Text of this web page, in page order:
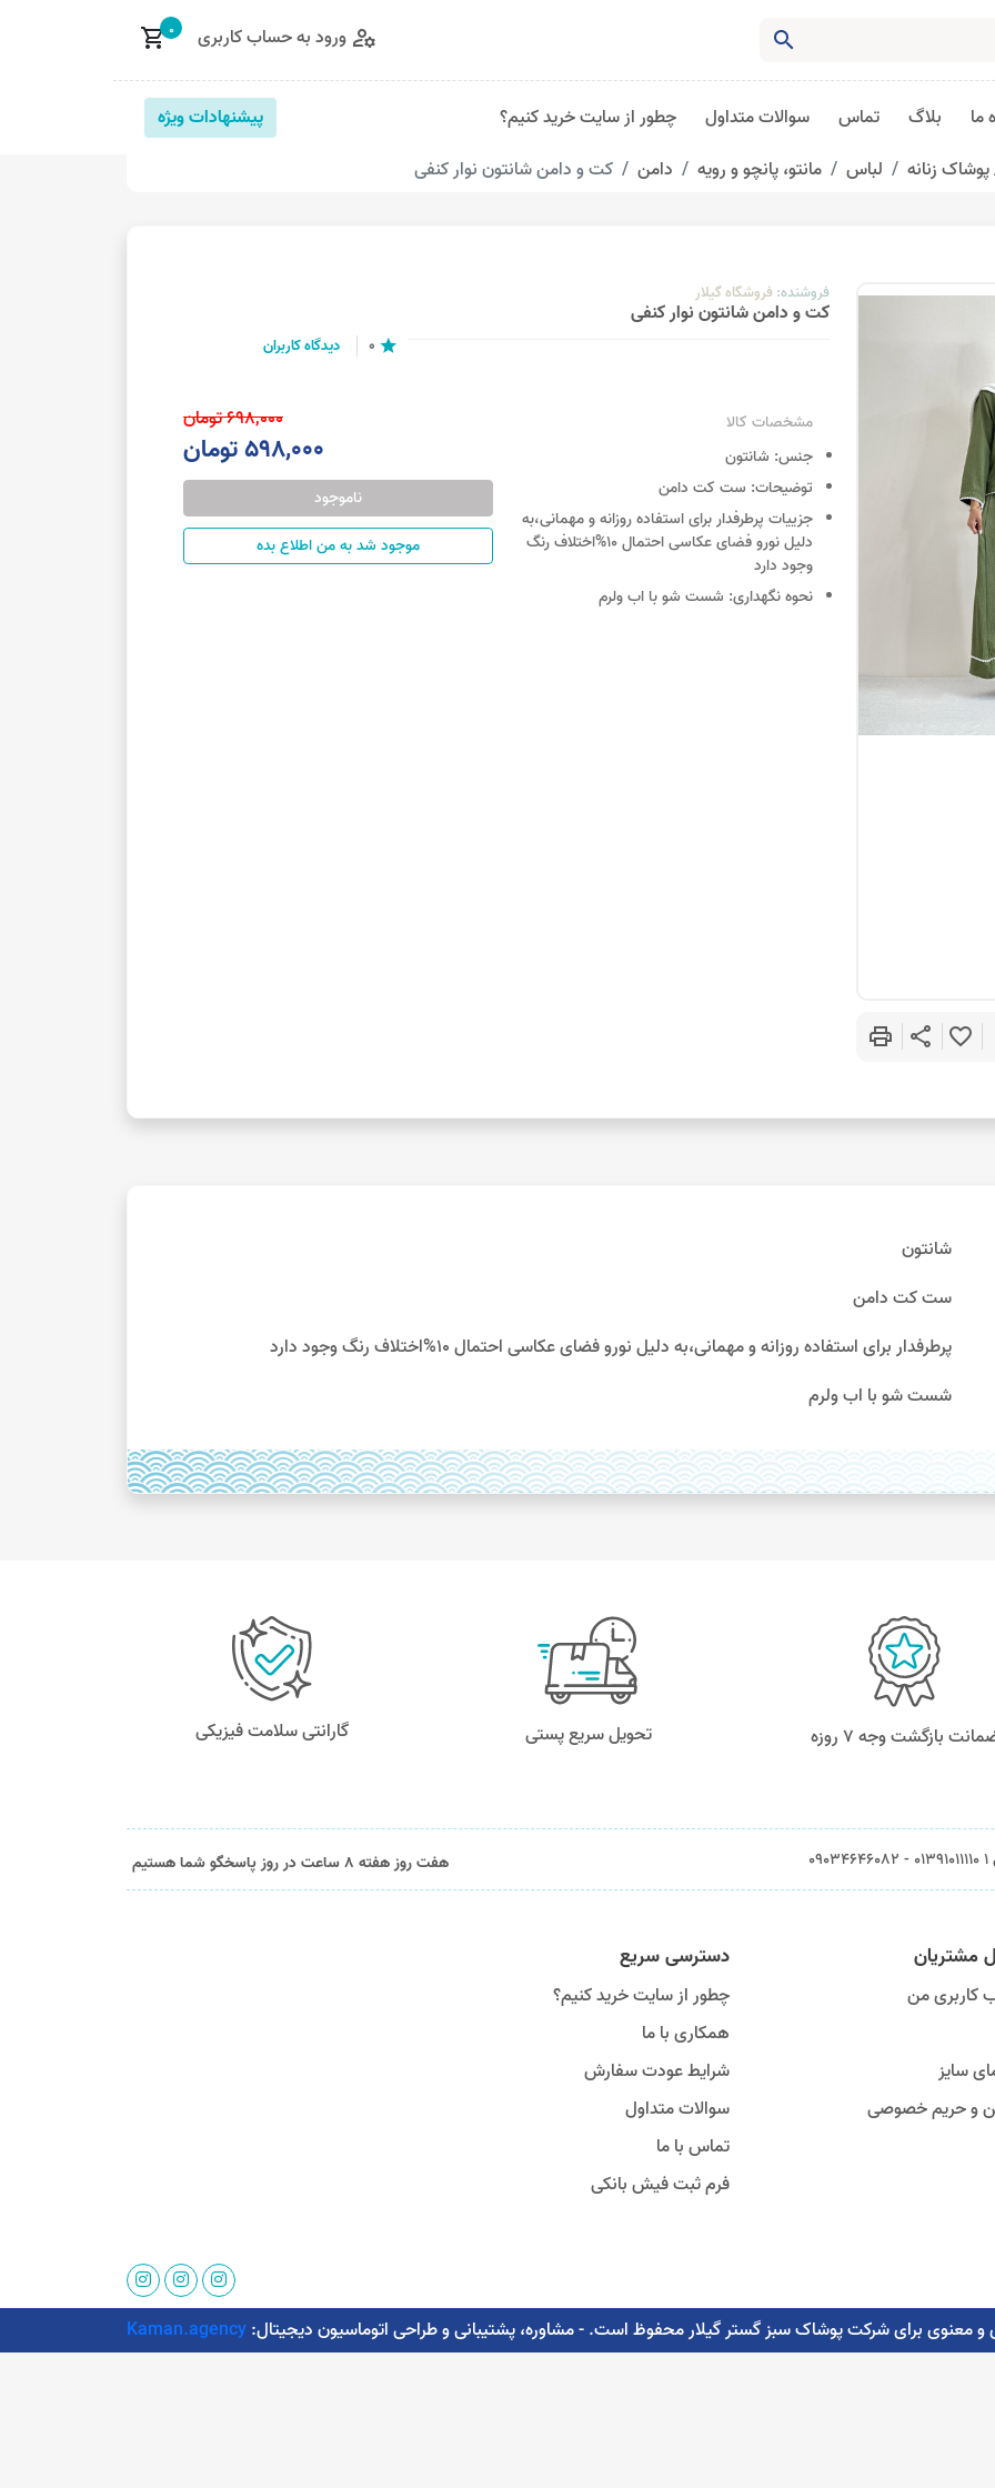
search
manage_accounts ورود به حساب کاربری shopping_cart0
ما بلاگ تماس سوالات متداول چطور از سایت خرید کنیم؟
پیشنهادات ویژه
پوشاک زنانه لباس مانتو، پانچو و رویه دامن کت و دامن شانتون نوار کنفی
favorite_border
share
print
فروشنده: فروشگاه گیلار
کت و دامن شانتون نوار کنفی
star
0 دیدگاه کاربران
مشخصات کالا
جنس: شانتون
توضیحات: ست کت دامن
جزییات پرطرفدار برای استفاده روزانه و مهمانی،به
دلیل نورو فضای عکاسی احتمال 10%اختلاف رنگ
وجود دارد
نحوه نگهداری: شست شو با اب ولرم
698,000 تومان
598,000 تومان
ناموجود
موجود شد به من اطلاع بده
شانتون
ست کت دامن
پرطرفدار برای استفاده روزانه و مهمانی،به دلیل نورو فضای عکاسی احتمال 10%اختلاف رنگ وجود دارد
شست شو با اب ولرم
بازگشت وجه ۷ روزه تحویل سریع پستی گارانتی سلامت فیزیکی
هفت روز هفته 8 ساعت در روز پاسخگو شما هستیم
مشتریان
کاربری من
سایز
و حریم خصوصی
دسترسی سریع
چطور از سایت خرید کنیم؟
همکاری با ما
شرایط عودت سفارش
سوالات متداول
تماس با ما
فرم ثبت فیش بانکی
Kaman.agency